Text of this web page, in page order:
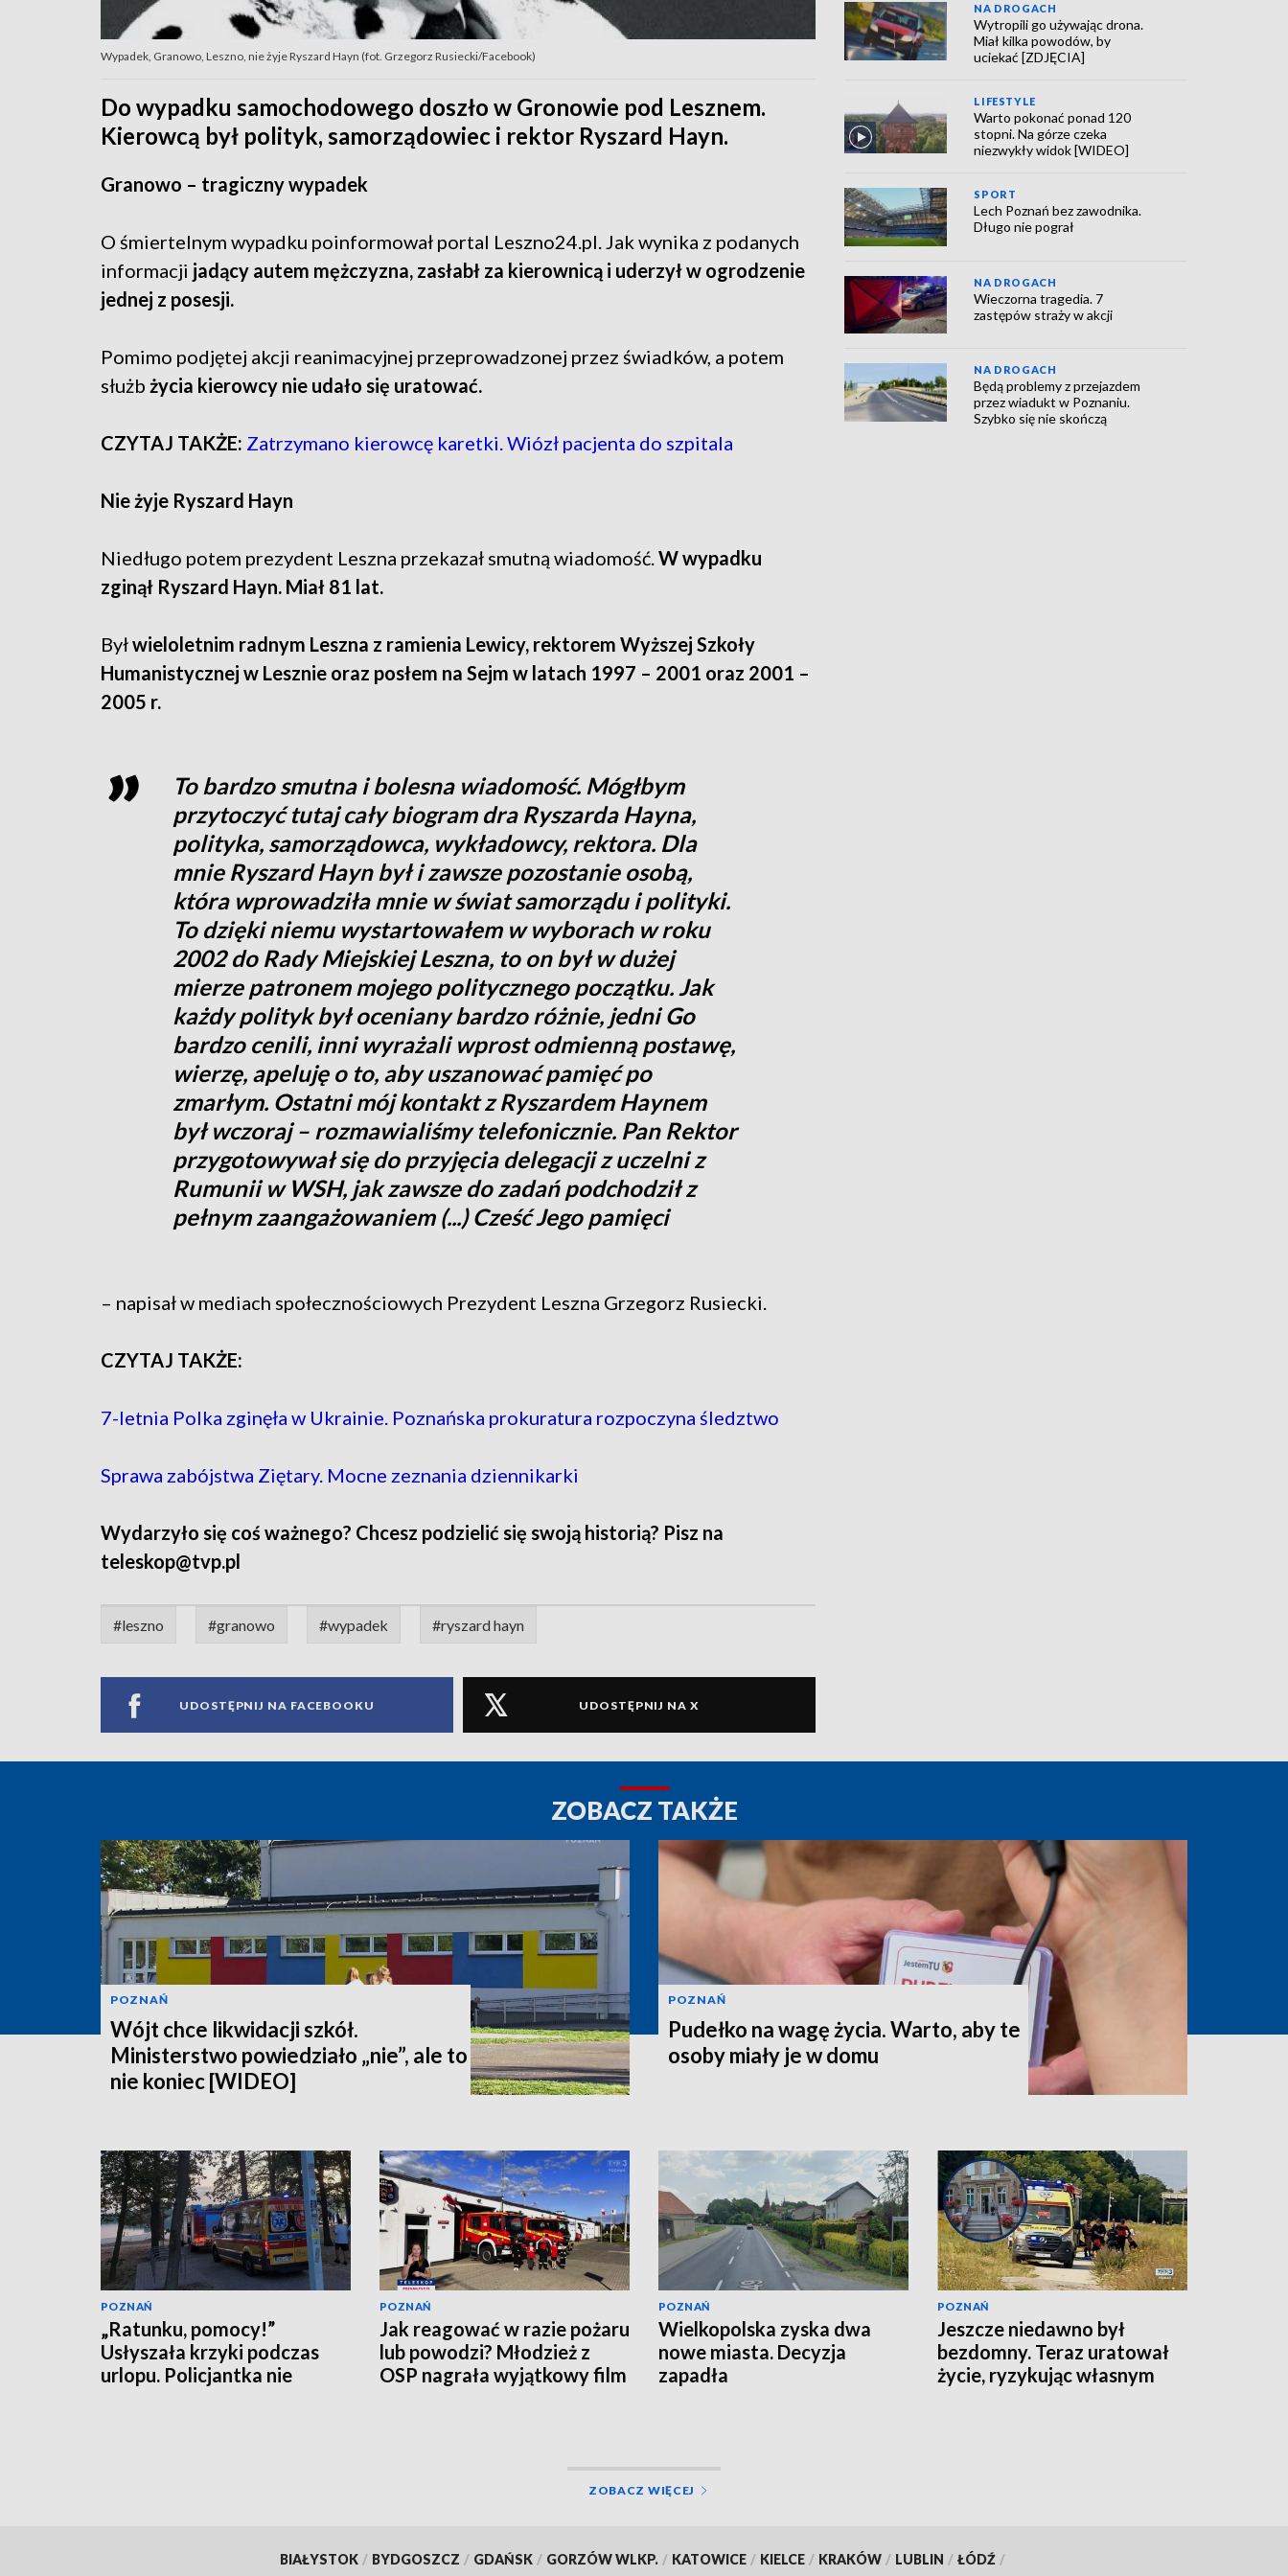
Wypadek, Granowo, Leszno, nie żyje Ryszard Hayn (fot. Grzegorz Rusiecki/Facebook)
Do wypadku samochodowego doszło w Gronowie pod Lesznem.
Kierowcą był polityk, samorządowiec i rektor Ryszard Hayn.
Granowo – tragiczny wypadek
O śmiertelnym wypadku poinformował portal Leszno24.pl. Jak wynika z podanych
informacji jadący autem mężczyzna, zasłabł za kierownicą i uderzył w ogrodzenie
jednej z posesji.
Pomimo podjętej akcji reanimacyjnej przeprowadzonej przez świadków, a potem
służb życia kierowcy nie udało się uratować.
CZYTAJ TAKŻE: Zatrzymano kierowcę karetki. Wiózł pacjenta do szpitala
Nie żyje Ryszard Hayn
Niedługo potem prezydent Leszna przekazał smutną wiadomość.W wypadku
zginął Ryszard Hayn. Miał 81 lat.
Byłwieloletnim radnym Leszna z ramienia Lewicy, rektorem Wyższej Szkoły
Humanistycznej w Lesznie oraz posłem na Sejm w latach 1997 – 2001 oraz 2001 –
2005 r.
To bardzo smutna i bolesna wiadomość. Mógłbym
przytoczyć tutaj cały biogram dra Ryszarda Hayna,
polityka, samorządowca, wykładowcy, rektora. Dla
mnie Ryszard Hayn był i zawsze pozostanie osobą,
która wprowadziła mnie w świat samorządu i polityki.
To dzięki niemu wystartowałem w wyborach w roku
2002 do Rady Miejskiej Leszna, to on był w dużej
mierze patronem mojego politycznego początku. Jak
każdy polityk był oceniany bardzo różnie, jedni Go
bardzo cenili, inni wyrażali wprost odmienną postawę,
wierzę, apeluję o to, aby uszanować pamięć po
zmarłym. Ostatni mój kontakt z Ryszardem Haynem
był wczoraj – rozmawialiśmy telefonicznie. Pan Rektor
przygotowywał się do przyjęcia delegacji z uczelni z
Rumunii w WSH, jak zawsze do zadań podchodził z
pełnym zaangażowaniem (...) Cześć Jego pamięci
– napisał w mediach społecznościowych Prezydent Leszna Grzegorz Rusiecki.
CZYTAJ TAKŻE:
7-letnia Polka zginęła w Ukrainie. Poznańska prokuratura rozpoczyna śledztwo
Sprawa zabójstwa Ziętary. Mocne zeznania dziennikarki
Wydarzyło się coś ważnego? Chcesz podzielić się swoją historią? Pisz na
teleskop@tvp.pl
#leszno #granowo #wypadek #ryszard hayn
UDOSTĘPNIJ NA FACEBOOKU UDOSTĘPNIJ NA X
NA DROGACH
Wytropili go używając drona.
Miał kilka powodów, by
uciekać [ZDJĘCIA]
LIFESTYLE
Warto pokonać ponad 120
stopni. Na górze czeka
niezwykły widok [WIDEO]
SPORT
Lech Poznań bez zawodnika.
Długo nie pograł
NA DROGACH
Wieczorna tragedia. 7
zastępów straży w akcji
NA DROGACH
Będą problemy z przejazdem
przez wiadukt w Poznaniu.
Szybko się nie skończą
ZOBACZ TAKŻE
POZNAŃ
Wójt chce likwidacji szkół.
Ministerstwo powiedziało „nie”, ale to
nie koniec [WIDEO]
POZNAŃ
Pudełko na wagę życia. Warto, aby te
osoby miały je w domu
POZNAŃ
„Ratunku, pomocy!”
Usłyszała krzyki podczas
urlopu. Policjantka nie
POZNAŃ
Jak reagować w razie pożaru
lub powodzi? Młodzież z
OSP nagrała wyjątkowy film
POZNAŃ
Wielkopolska zyska dwa
nowe miasta. Decyzja
zapadła
POZNAŃ
Jeszcze niedawno był
bezdomny. Teraz uratował
życie, ryzykując własnym
ZOBACZ WIĘCEJ
BIAŁYSTOK / BYDGOSZCZ / GDAŃSK / GORZÓW WLKP. / KATOWICE / KIELCE / KRAKÓW / LUBLIN / ŁÓDŹ /